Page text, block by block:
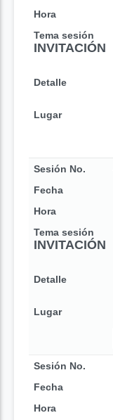
Hora
Tema sesión
INVITACIÓN
Detalle
Lugar
Sesión No.
Fecha
Hora
Tema sesión
INVITACIÓN
Detalle
Lugar
Sesión No.
Fecha
Hora